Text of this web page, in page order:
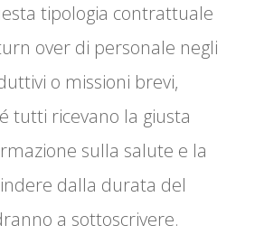
tipologia contrattuale
over di personale negli
o missioni brevi,
tutti ricevano la giusta
sulla salute e la
dalla durata del
a sottoscrivere.